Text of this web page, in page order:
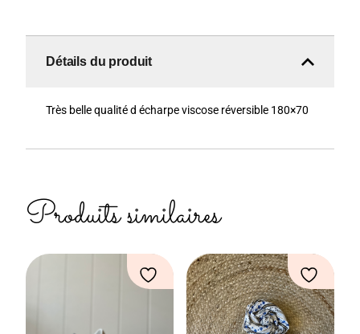
Détails du produit
Très belle qualité d écharpe viscose réversible 180×70
Produits similaires